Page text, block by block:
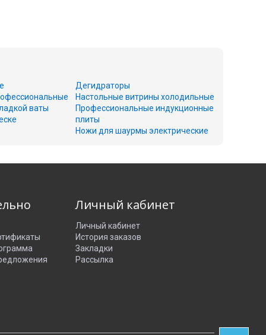
ваты
Дегидраторы
Настольные витрины холодильные
Профессиональные индукционные
плиты
Ножи для шаурмы электрические
Личный кабинет
Личный кабинет
История заказов
Закладки
Рассылка